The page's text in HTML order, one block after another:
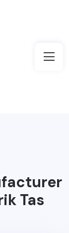
Tas